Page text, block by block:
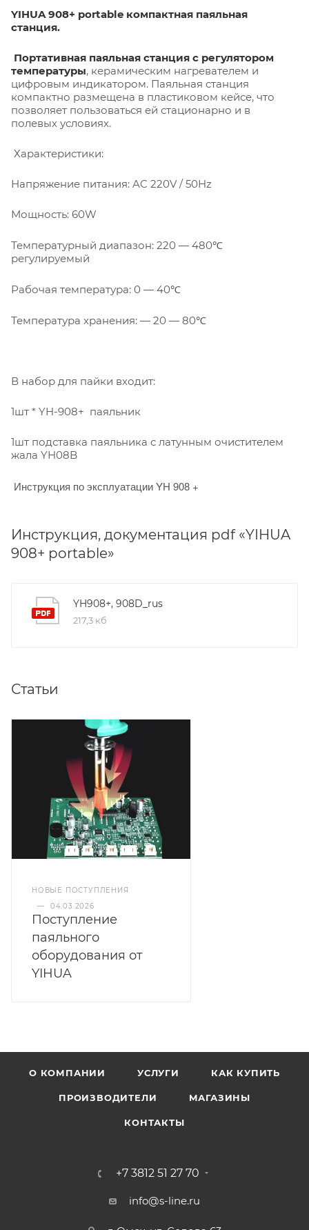
YIHUA 908+ portable компактная паяльная
станция.
Портативная паяльная станция с регулятором
температуры, керамическим нагревателем и
цифровым индикатором. Паяльная станция
компактно размещена в пластиковом кейсе, что
позволяет пользоваться ей стационарно и в
полевых условиях.
Характеристики:
Напряжение питания: AC 220V / 50Hz
Мощность: 60W
Температурный диапазон: 220 — 480℃
регулируемый
Рабочая температура: 0 — 40℃
Температура хранения: — 20 — 80℃
В набор для пайки входит:
1шт * YH-908+ паяльник
1шт подставка паяльника с латунным очистителем
жала YH08B
Инструкция по эксплуатацииYH 908 +
Инструкция, документация pdf «YIHUA
908+ portable»
YH908+, 908D_rus
217,3 кб
Статьи
НОВЫЕ ПОСТУПЛЕНИЯ
—
04.03.2026
Поступление
паяльного
оборудования от
YIHUA
О КОМПАНИИ УСЛУГИ КАК КУПИТЬ
ПРОИЗВОДИТЕЛИ МАГАЗИНЫ
КОНТАКТЫ
+7 3812 51 27 70
info@s-line.ru